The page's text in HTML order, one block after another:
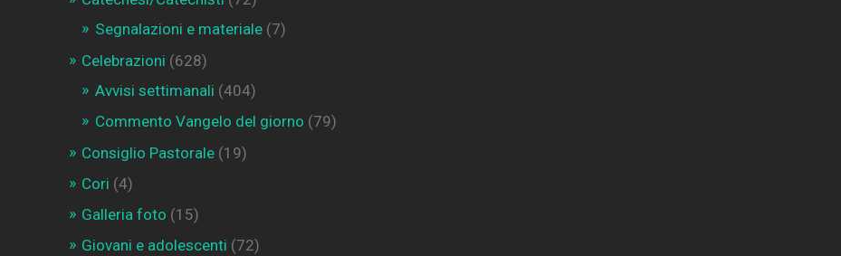
Segnalazioni e materiale(7)
Celebrazioni (628)
Avvisi settimanali (404)
Commento Vangelo del giorno (79)
Consiglio Pastorale(19)
Cori (4)
Galleria foto (15)
Giovani e adolescenti (72)